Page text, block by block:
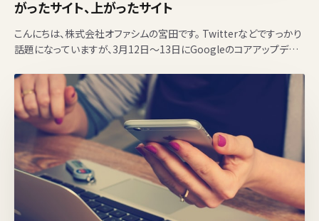
がったサイト、上がったサイト
こんにちは、株式会社オファシムの宮田です。 Twitterなどですっかり
話題になっていますが、3月12日〜13日にGoogleのコアアップデー